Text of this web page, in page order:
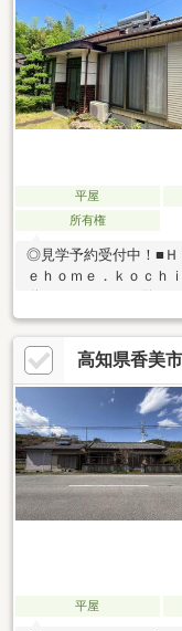
田小学校 徒歩16分（
（684ｍ）
平屋
所有権
◎見学予約受付中！■Ｈ
ｅｈｏｍｅ．ｋｏｃｈ
付き。BBQや家庭菜園
ドア用品等を置いたり
りがあり、安心して暮
学校 徒歩20分（1620
高知県香美
平屋